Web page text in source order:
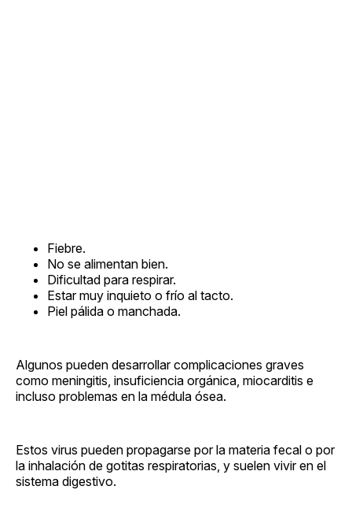
Fiebre.
No se alimentan bien.
Dificultad para respirar.
Estar muy inquieto o frío al tacto.
Piel pálida o manchada.
Algunos pueden desarrollar complicaciones graves
como meningitis, insuficiencia orgánica, miocarditis e
incluso problemas en la médula ósea.
Estos virus pueden propagarse por la materia fecal o por
la inhalación de gotitas respiratorias, y suelen vivir en el
sistema digestivo.